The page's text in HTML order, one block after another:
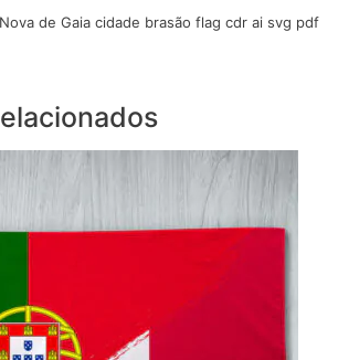
de Gaia cidade brasão flag cdr ai svg pdf